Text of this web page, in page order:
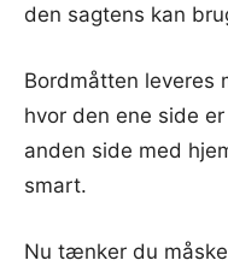
den sagtens kan
Bordmåtten leveres
hvor den ene side
anden side med
smart.
Nu tænker du